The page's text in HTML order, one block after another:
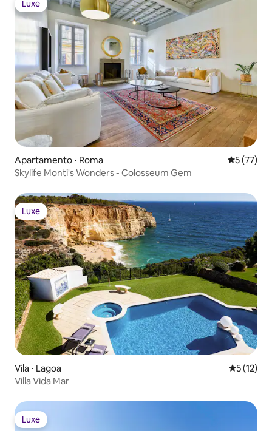
Luxe
Luxe
Apartamento ⋅ Roma 5 de uma
5 (77)
Skylife Monti's Wonders - Colosseum Gem
Luxe
Luxe
Vila ⋅ Lagoa 5 de uma
5 (12)
Villa Vida Mar
Luxe
Luxe